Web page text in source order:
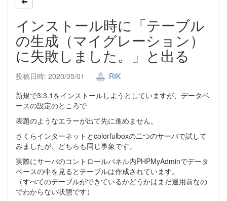
インストール時に「テーブル
の生成（マイグレーション）
に失敗しました。」と出る
投稿日時: 2020/05/01
RIK
新規で3.3.1をインストールしようとしていますが、データベ
ースの設定のところで
表題のようなエラーが出て先に進めません。
さくらインターネットとcolorfulboxの二つのサーバで試して
みましたが、どちらも同じ事象です。
実際にサーバのコントロールパネル内PHPMyAdminでデータ
ベースの中を見るとテーブルは作成されています。
（すべてのテーブルができているかどうかはまだ運用前なの
でわからない状態です）